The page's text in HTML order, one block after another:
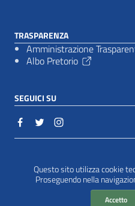
Questo sito utilizza cookie
Proseguendo nella
Accetto
TRASPARENZA
Amministrazione
Albo Pretorio
SEGUICI SU